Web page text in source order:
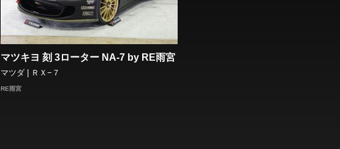
マツキヨ 刻 3ローター NA-7 by RE雨宮
マツダ | ＲＸ−７
RE雨宮